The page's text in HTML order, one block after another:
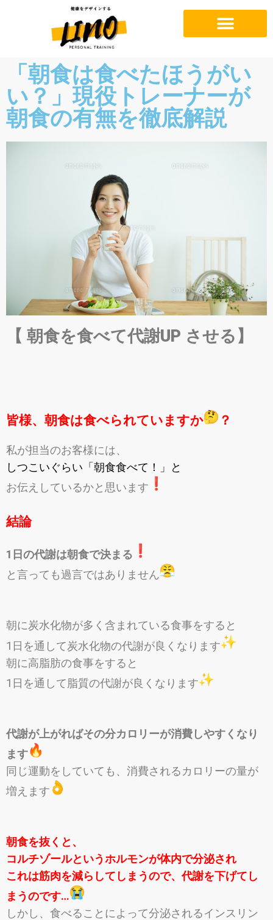
「朝食は食べたほうがい
い？」現役トレーナーが
朝食の有無を徹底解説
【 朝食を食べて代謝UP させる】
皆様、朝食は食べられていますか ？
私が担当のお客様には、
しつこいぐらい「朝食食べて！」と
お伝えしているかと思います
結論
1日の代謝は朝食で決まる
と言っても過言ではありません
朝に炭水化物が多く含まれている食事をすると
1日を通して炭水化物の代謝が良くなります
朝に高脂肪の食事をすると
1日を通して脂質の代謝が良くなります
代謝が上がればその分カロリーが消費しやすくなり
ます
同じ運動をしていても、消費されるカロリーの量が
増えます
朝食を抜くと、
コルチゾールというホルモンが体内で分泌され
これは筋肉を減らしてしまうので、代謝を下げてし
まうのです…
しかし、食べることによって分泌されるインスリン